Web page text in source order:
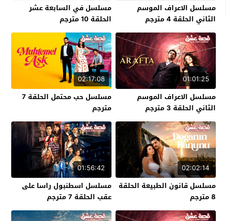
مسلسل الاعراف الموسم
الثاني الحلقة 4 مترجم
مسلسل في السابعة عشر
الحلقة 10 مترجم
01:01:25
مسلسل الاعراف الموسم
الثاني الحلقة 3 مترجم
02:17:08
مسلسل حب محتمل الحلقة 7
مترجم
02:02:14
مسلسل قانون الطبيعة الحلقة
8 مترجم
01:56:42
مسلسل اسطنبول راسا على
عقب الحلقة 7 مترجم